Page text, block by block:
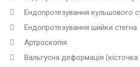
Ендопротезування кульшового
Ендопротезування шийки стегна
Артроскопія
Вальгусна деформація (кісточка